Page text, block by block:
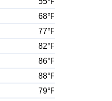
68℉
77℉
82℉
86℉
88℉
79℉